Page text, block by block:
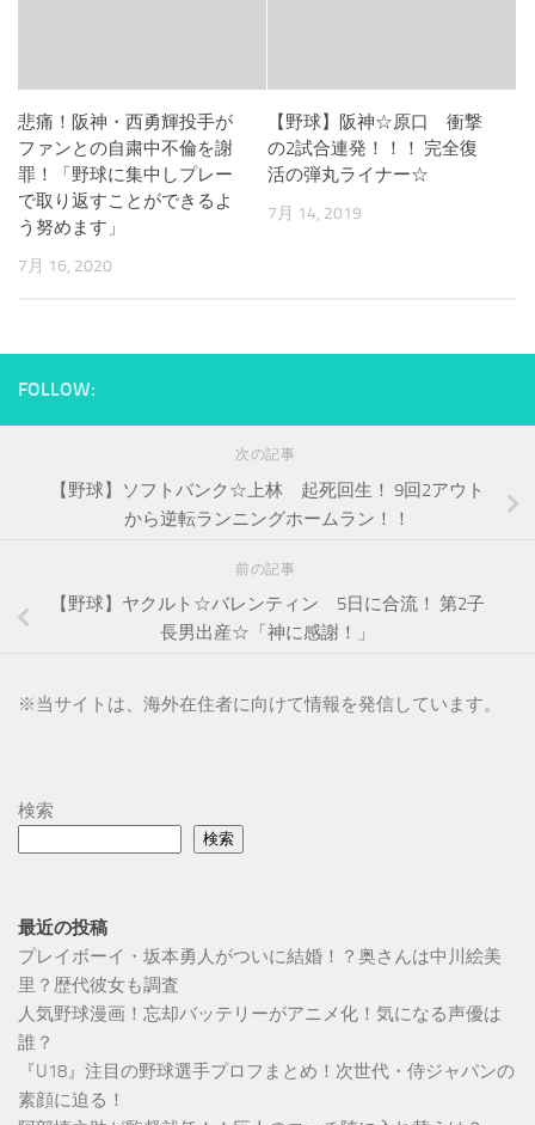
悲痛！阪神・西勇輝投手が
ファンとの自粛中不倫を謝
罪！「野球に集中しプレー
で取り返すことができるよ
う努めます」
7月 16, 2020
【野球】阪神☆原口 衝撃
の2試合連発！！！ 完全復
活の弾丸ライナー☆
7月 14, 2019
FOLLOW:
次の記事
【野球】ソフトバンク☆上林 起死回生！ 9回2アウト
から逆転ランニングホームラン！！
前の記事
【野球】ヤクルト☆バレンティン 5日に合流！ 第2子
長男出産☆「神に感謝！」
※当サイトは、海外在住者に向けて情報を発信しています。
検索
検索
最近の投稿
プレイボーイ・坂本勇人がついに結婚！？奥さんは中川絵美
里？歴代彼女も調査
人気野球漫画！忘却バッテリーがアニメ化！気になる声優は
誰？
『U18』注目の野球選手プロフまとめ！次世代・侍ジャパンの
素顔に迫る！